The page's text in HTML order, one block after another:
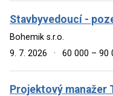
Stavbyvedoucí -
Bohemik s.r.o.
9. 7. 2026
· 60 000 – 90
Projektový manažer